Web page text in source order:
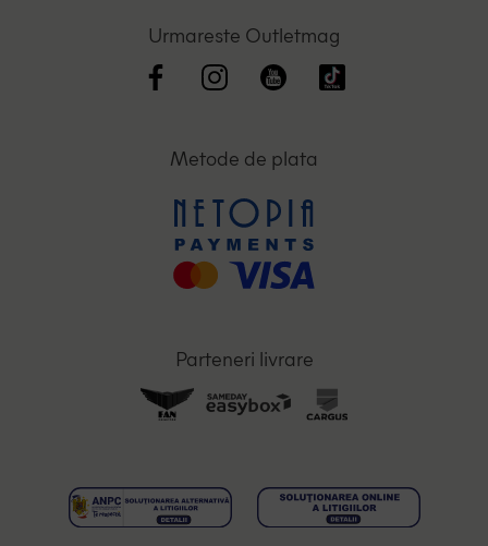
Urmareste Outletmag
Metode de plata
Parteneri livrare